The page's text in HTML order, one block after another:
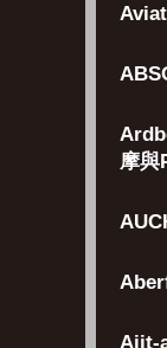
摩與
Aiit-